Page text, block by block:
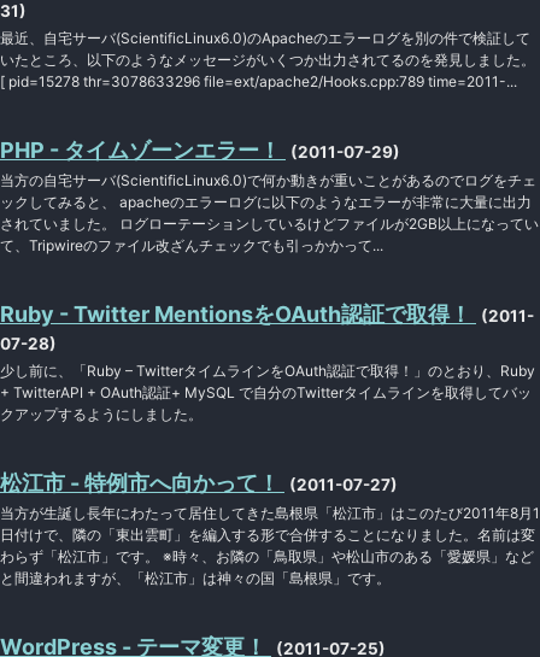
31)
最近、自宅サーバ(ScientificLinux6.0)のApacheのエラーログを別の件で検証して
いたところ、以下のようなメッセージがいくつか出力されてるのを発見しました。
[ pid=15278 thr=3078633296 file=ext/apache2/Hooks.cpp:789 time=2011-...
PHP - タイムゾーンエラー！ (2011-07-29)
当方の自宅サーバ(ScientificLinux6.0)で何か動きが重いことがあるのでログをチェ
ックしてみると、 apacheのエラーログに以下のようなエラーが非常に大量に出力
されていました。 ログローテーションしているけどファイルが2GB以上になってい
て、Tripwireのファイル改ざんチェックでも引っかかって...
Ruby - Twitter MentionsをOAuth認証で取得！
(2011-
07-28)
少し前に、「Ruby – TwitterタイムラインをOAuth認証で取得！」のとおり、Ruby
+ TwitterAPI + OAuth認証+ MySQL で自分のTwitterタイムラインを取得してバッ
クアップするようにしました。
松江市 - 特例市へ向かって！ (2011-07-27)
当方が生誕し長年にわたって居住してきた島根県「松江市」はこのたび2011年8月1
日付けで、隣の「東出雲町」を編入する形で合併することになりました。名前は変
わらず「松江市」です。 ※時々、お隣の「鳥取県」や松山市のある「愛媛県」など
と間違われますが、「松江市」は神々の国「島根県」です。
WordPress - テーマ変更！ (2011-07-25)